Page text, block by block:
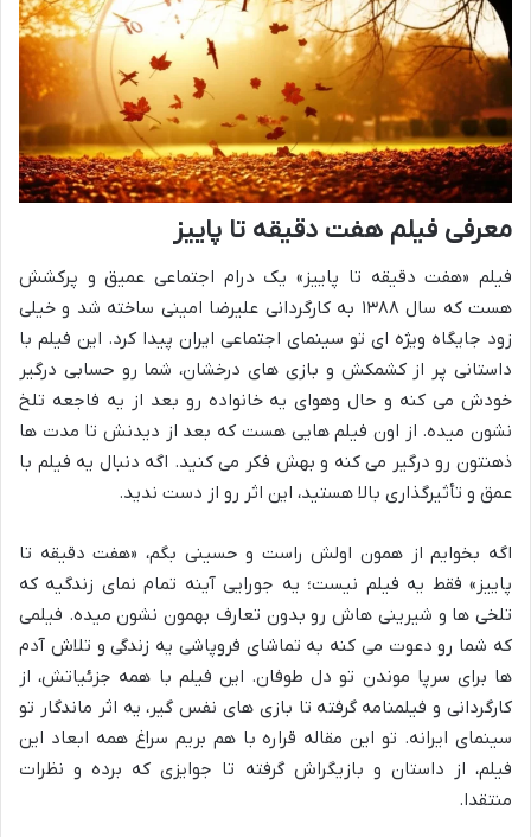
معرفی فیلم هفت دقیقه تا پاییز
فیلم «هفت دقیقه تا پاییز» یک درام اجتماعی عمیق و پرکشش
هست که سال ۱۳۸۸ به کارگردانی علیرضا امینی ساخته شد و خیلی
زود جایگاه ویژه ای تو سینمای اجتماعی ایران پیدا کرد. این فیلم با
داستانی پر از کشمکش و بازی های درخشان، شما رو حسابی درگیر
خودش می کنه و حال وهوای یه خانواده رو بعد از یه فاجعه تلخ
نشون میده. از اون فیلم هایی هست که بعد از دیدنش تا مدت ها
ذهنتون رو درگیر می کنه و بهش فکر می کنید. اگه دنبال یه فیلم با
عمق و تأثیرگذاری بالا هستید، این اثر رو از دست ندید.
اگه بخوایم از همون اولش راست و حسینی بگم، «هفت دقیقه تا
پاییز» فقط یه فیلم نیست؛ یه جورایی آینه تمام نمای زندگیه که
تلخی ها و شیرینی هاش رو بدون تعارف بهمون نشون میده. فیلمی
که شما رو دعوت می کنه به تماشای فروپاشی یه زندگی و تلاش آدم
ها برای سرپا موندن تو دل طوفان. این فیلم با همه جزئیاتش، از
کارگردانی و فیلمنامه گرفته تا بازی های نفس گیر، یه اثر ماندگار تو
سینمای ایرانه. تو این مقاله قراره با هم بریم سراغ همه ابعاد این
فیلم، از داستان و بازیگراش گرفته تا جوایزی که برده و نظرات
منتقدا.